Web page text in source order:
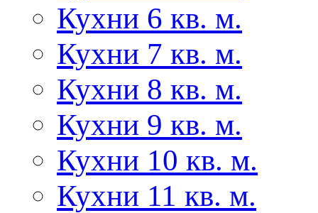
Кухни 6 кв. м.
Кухни 7 кв. м.
Кухни 8 кв. м.
Кухни 9 кв. м.
Кухни 10 кв. м.
Кухни 11 кв. м.